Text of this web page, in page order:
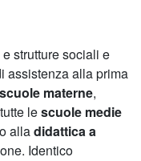
strutture sociali e
assistenza alla prima
scuole materne,
lescuole medie
alladidattica a
Identico